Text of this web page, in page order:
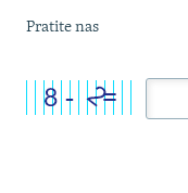
Pratite nas